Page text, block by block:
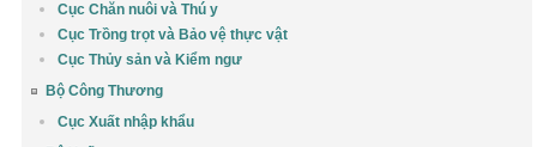
Cục Chăn nuôi và Thú y
Cục Trồng trọt và Bảo vệ thực vật
Cục Thủy sản và Kiểm ngư
Bộ Công Thương
Cục Xuất nhập khẩu